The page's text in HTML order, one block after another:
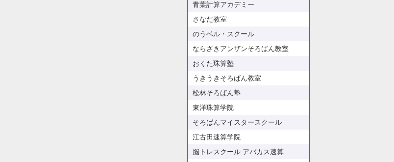
青葉計算アカデミー
さなだ教室
のうベル・スクール
ならざきアンザンそろばん教室
おくた珠算塾
うきうきそろばん教室
松林そろばん塾
東洋珠算学院
そろばんマイスタースクール
江古田速算学院
脳トレスクール アバカス速算